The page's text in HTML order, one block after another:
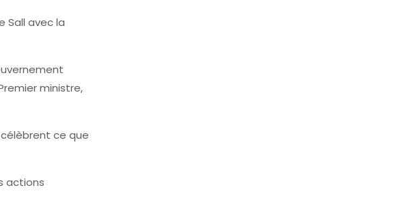
Sall avec la
ministre,
ce que
actions